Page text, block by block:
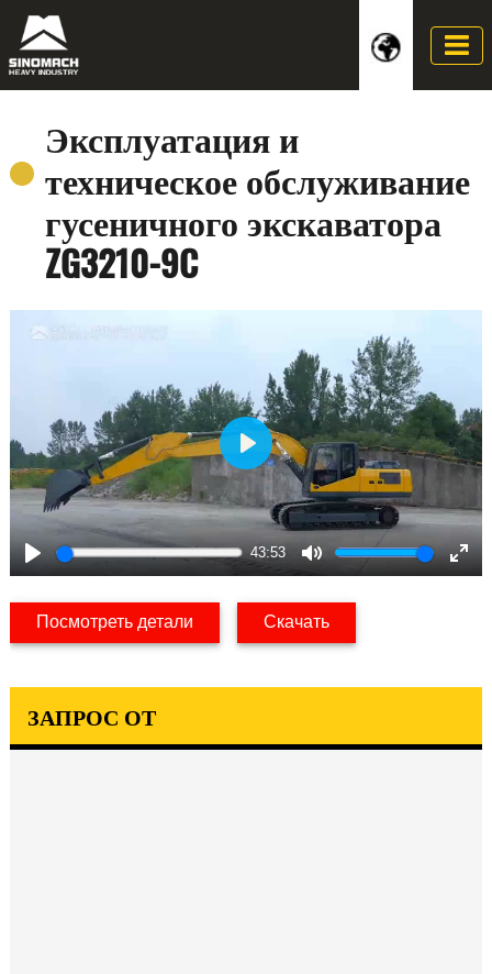
Эксплуатация и
техническое обслуживание
гусеничного экскаватора
ZG3210-9C
Play
43:53
Mute
Play
Посмотреть детали Скачать
ЗАПРОС ОТ